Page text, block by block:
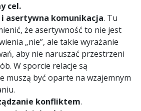
cel.
asertywna komunikacja. Tu
że asertywność to nie jest
„nie”, ale takie wyrażanie
aby nie naruszać przestrzeni
W sporcie relacje są
muszą być oparte na wzajemnym
konfliktem.